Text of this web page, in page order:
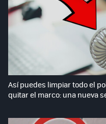
Así puedes limpiar todo el
quitar el marco: una nueva